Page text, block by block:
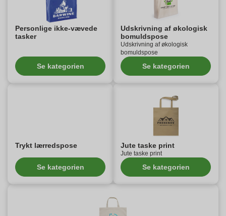
Personlige ikke-vævede
tasker
Se kategorien
Udskrivning af økologisk
bomuldspose
Udskrivning af økologisk
bomuldspose
Se kategorien
Trykt lærredspose
Se kategorien
Jute taske print
Jute taske print
Se kategorien